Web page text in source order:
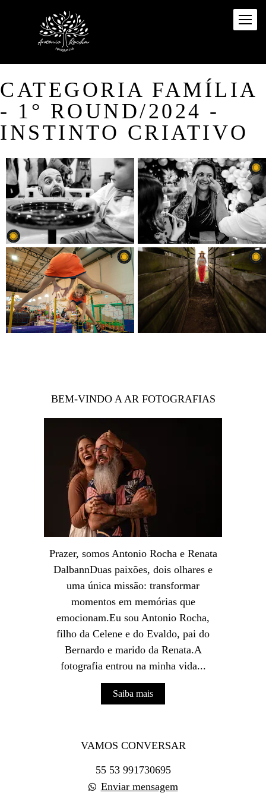
CATEGORIA FAMÍLIA
- 1° ROUND/2024 -
INSTINTO CRIATIVO
BEM-VINDO A AR FOTOGRAFIAS
Prazer, somos Antonio Rocha e Renata
DalbannDuas paixões, dois olhares e
uma única missão: transformar
momentos em memórias que
emocionam.Eu sou Antonio Rocha,
filho da Celene e do Evaldo, pai do
Bernardo e marido da Renata.A
fotografia entrou na minha vida...
Saiba mais
VAMOS CONVERSAR
55 53 991730695
Enviar mensagem